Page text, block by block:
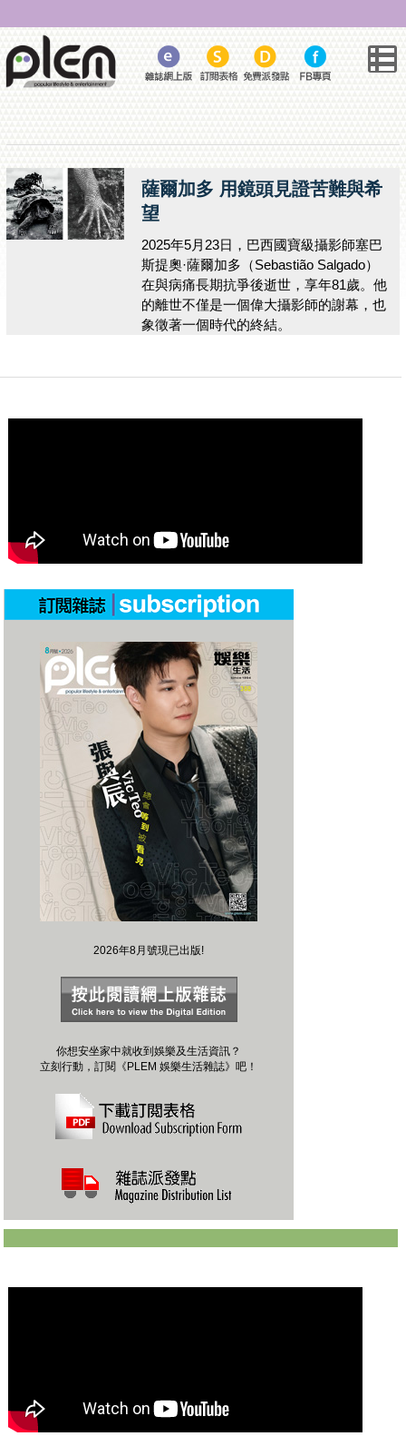
薩爾加多 用鏡頭見證苦難與希
望
2025年5月23日，巴西國寶級攝影師塞巴
斯提奧·薩爾加多（Sebastião Salgado）
在與病痛長期抗爭後逝世，享年81歲。他
的離世不僅是一個偉大攝影師的謝幕，也
象徵著一個時代的終結。
2026年8月號現已出版!
你想安坐家中就收到娛樂及生活資訊？
立刻行動，訂閱《PLEM 娛樂生活雜誌》吧！